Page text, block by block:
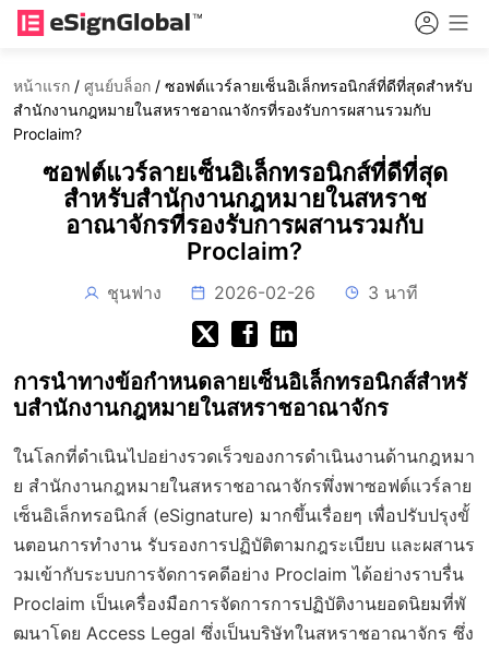
หน้าแรก / ศูนย์บล็อก / ซอฟต์แวร์ลายเซ็นอิเล็กทรอนิกส์ที่ดีที่สุดสำหรับ
สำนักงานกฎหมายในสหราชอาณาจักรที่รองรับการผสานรวมกับ
Proclaim?
ซอฟต์แวร์ลายเซ็นอิเล็กทรอนิกส์ที่ดีที่สุด
สำหรับสำนักงานกฎหมายในสหราช
อาณาจักรที่รองรับการผสานรวมกับ
Proclaim?
ชุนฟาง 2026-02-26 3 นาที
การนำทางข้อกำหนดลายเซ็นอิเล็กทรอนิกส์สำหรั
บสำนักงานกฎหมายในสหราชอาณาจักร
ในโลกที่ดำเนินไปอย่างรวดเร็วของการดำเนินงานด้านกฎหมา
ย สำนักงานกฎหมายในสหราชอาณาจักรพึ่งพาซอฟต์แวร์ลาย
เซ็นอิเล็กทรอนิกส์ (eSignature) มากขึ้นเรื่อยๆ เพื่อปรับปรุงขั้
นตอนการทำงาน รับรองการปฏิบัติตามกฎระเบียบ และผสานร
วมเข้ากับระบบการจัดการคดีอย่าง Proclaim ได้อย่างราบรื่น
Proclaim เป็นเครื่องมือการจัดการการปฏิบัติงานยอดนิยมที่พั
ฒนาโดย Access Legal ซึ่งเป็นบริษัทในสหราชอาณาจักร ซึ่ง